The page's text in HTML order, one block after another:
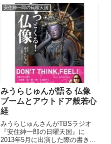
安住紳一郎の日曜天国
みうらじゅんが語る 仏像
ブームとアウトドア般若心
経
みうらじゅんさんがTBSラジオ
『安住紳一郎の日曜天国』に
2013年5月に出演した際の書き起